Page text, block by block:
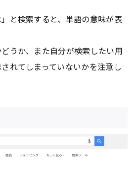
と検索すると、単語の意味が表
うか、また自分が検索したい用
れてしまっていないかを注意し